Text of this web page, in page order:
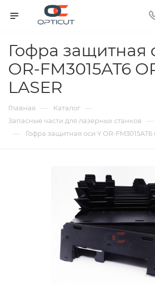
Гофра защитная
OR-FM3015AT6
LASER
Главная — Каталог —
Запасные части для лазерных станков —
— Гофра защитная оси Y OR-FM3015AT6